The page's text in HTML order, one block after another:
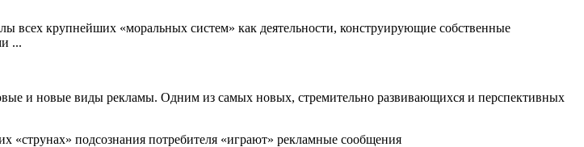
всех крупнейших «моральных систем» как деятельности, конструирующие собственные
...
и новые виды рекламы. Одним из самых новых, стремительно развивающихся и перспективных